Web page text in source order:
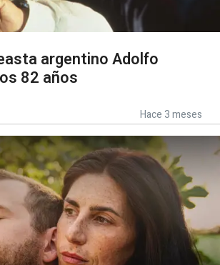
argentino Adolfo
82 años
Hace 3 meses